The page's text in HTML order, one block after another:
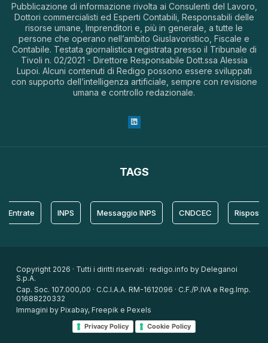
Pubblicazione di informazione rivolta ai Consulenti del Lavoro,
Dottori commercialisti ed Esperti Contabili, Responsabili delle
risorse umane, Imprenditori e, più in generale, a tutte le
persone che operano nell’ambito Giuslavoristico, Fiscale e
Contabile. Testata giornalistica registrata presso il Tribunale di
Tivoli n. 02/2021 - Direttore Responsabile Dott.ssa Alessia
Lupoi. Alcuni contenuti di Redigo possono essere sviluppati
con supporto dell’intelligenza artificiale, sempre con revisione
umana e controllo redazionale.
TAGS
Messaggio INPS CNDCEC Risposta
Copyright 2026 · Tutti i diritti riservati · redigo.info by Deleganoi
S.p.A.
Cap. Soc. 107.000,00 · C.C.I.A.A. RM-1612096 · C.F./P.IVA e Reg.Imp.
01688220332
Immagini by Pixabay, Freepik e Pexels
Privacy Policy Cookie Policy